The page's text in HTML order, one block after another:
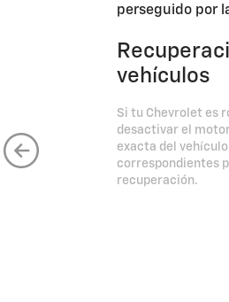
vehículos
Si tu Chevrolet es
desactivar el
exacta del
correspondientes
recuperación.